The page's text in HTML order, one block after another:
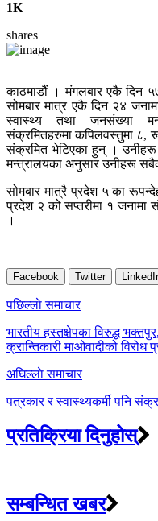
1K
shares
काठमाडौं । मंगलबार एकै दिन
सोमबार मात्र एकै दिन २४
स्वास्थ्य तथा जनसंख्या
संक्रमितहरुमा कपिलवस्तुमा ८,
संक्रमित भेटिएका हुन् ।
मन्त्रालयका अनुसार उनीहरू
सोमबार मात्रै प्रदेश ५ का
प्रदेश २ को सप्तरीमा १ जनामा
।
Facebook Twitter
Post
navigation
पछिल्लाे समाचार
भारतीय हस्तक्षेपका विरुद्ध
क्रान्तिकारी माओवादीको विरोध
अघिल्लाे समाचार
पत्रकार र स्वास्थ्यकर्मी पनि
प्रतिक्रिया दिनुहोस्
सम्बन्धित खबर